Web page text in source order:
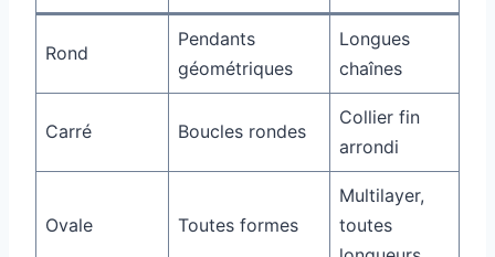
Rond
Pendants
géométriques
Longues
chaînes
Carré Boucles rondes
Collier fin
arrondi
Ovale Toutes formes
Multilayer,
toutes